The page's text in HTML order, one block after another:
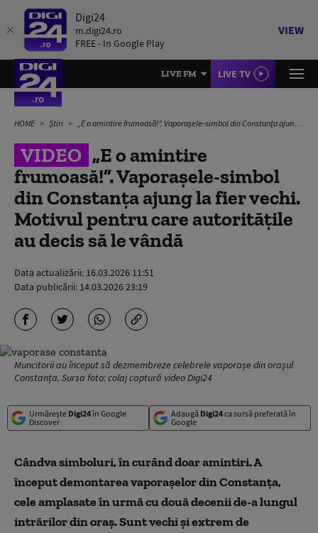
Digi24
m.digi24.ro
FREE - In Google Play
VIEW
LIVE FM LIVE TV
HOME Știri „E o amintire frumoasă!”. Vaporașele-simbol din Constanța ajung la fier vechi. Motivul pentru care autoritățile au decis să le vândă
VIDEO „E o amintire
frumoasă!”. Vaporașele-simbol
din Constanța ajung la fier vechi.
Motivul pentru care autoritățile
au decis să le vândă
Data actualizării: 16.03.2026 11:51
Data publicării: 14.03.2026 23:19
Muncitorii au început să dezmembreze celebrele vaporașe din orașul
Constanța. Sursa foto: colaj captură video Digi24
Urmărește Digi24în Google
Discover
Adaugă Digi24ca sursă preferată în
Google
Cândva simboluri, în curând doar amintiri. A
început demontarea vaporașelor din Constanța,
cele amplasate în urmă cu două decenii de-a lungul
intrărilor din oraș. Sunt vechi și extrem de